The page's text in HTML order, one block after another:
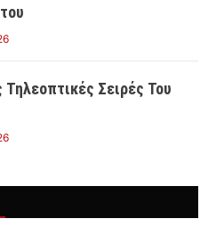
Τηλεοπτικές Σειρές Του